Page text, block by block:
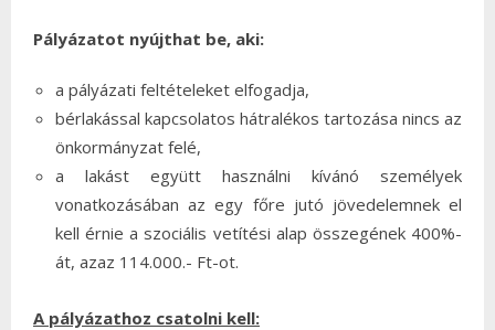
Pályázatot nyújthat be, aki:
a pályázati feltételeket elfogadja,
bérlakással kapcsolatos hátralékos tartozása nincs az
önkormányzat felé,
a lakást együtt használni kívánó személyek
vonatkozásában az egy főre jutó jövedelemnek el
kell érnie a szociális vetítési alap összegének 400%-
át, azaz 114.000.- Ft-ot.
A pályázathoz csatolni kell: